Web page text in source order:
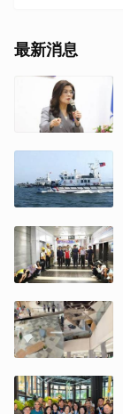
最新消息